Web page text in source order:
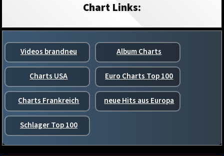
Chart Links:
Videos brandneu Album Charts
Charts USA Euro Charts Top 100
Charts Frankreich neue Hits aus Europa
Schlager Top 100